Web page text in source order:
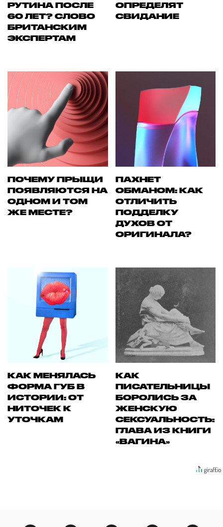
РУТИНА ПОСЛЕ
60 ЛЕТ? СЛОВО
БРИТАНСКИМ
ЭКСПЕРТАМ
ОПРЕДЕЛЯТ
СВИДАНИЕ
ПОЧЕМУ ПРЫЩИ
ПОЯВЛЯЮТСЯ НА
ОДНОМ И ТОМ
ЖЕ МЕСТЕ?
ПАХНЕТ
ОБМАНОМ: КАК
ОТЛИЧИТЬ
ПОДДЕЛКУ
ДУХОВ ОТ
ОРИГИНАЛА?
КАК МЕНЯЛАСЬ
ФОРМА ГУБ В
ИСТОРИИ: ОТ
НИТОЧЕК К
УТОЧКАМ
КАК
ПИСАТЕЛЬНИЦЫ
БОРОЛИСЬ ЗА
ЖЕНСКУЮ
СЕКСУАЛЬНОСТЬ:
ГЛАВА ИЗ КНИГИ
«ВАГИНА»